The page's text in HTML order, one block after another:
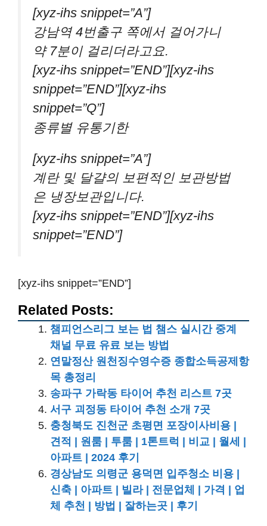
[xyz-ihs snippet=”A”]
강남역 4번출구 쪽에서 걸어가니
약 7분이 걸리더라고요.
[xyz-ihs snippet=”END”][xyz-ihs
snippet=”END”][xyz-ihs
snippet=”Q”]
종류별 유통기한
[xyz-ihs snippet=”A”]
계란 및 달걀의 보편적인 보관방법
은 냉장보관입니다.
[xyz-ihs snippet=”END”][xyz-ihs
snippet=”END”]
[xyz-ihs snippet=”END”]
Related Posts:
챔피언스리그 보는 법 챔스 실시간 중계
채널 무료 유료 보는 방법
연말정산 원천징수영수증 종합소득공제항
목 총정리
송파구 가락동 타이어 추천 리스트 7곳
서구 괴정동 타이어 추천 소개 7곳
충청북도 진천군 초평면 포장이사비용 |
견적 | 원룸 | 투룸 | 1톤트럭 | 비교 | 월세 |
아파트 | 2024 후기
경상남도 의령군 용덕면 입주청소 비용 |
신축 | 아파트 | 빌라 | 전문업체 | 가격 | 업
체 추천 | 방법 | 잘하는곳 | 후기